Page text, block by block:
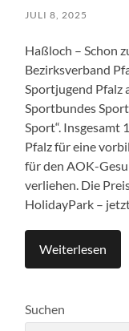
JULI 8, 2025
Haßloch – Schon
Bezirksverband
Sportjugend Pfalz
Sportbundes
Sport“. Insgesamt
Pfalz für eine
für den AOK-
verliehen. Die
HolidayPark –
Weiterlesen
Suchen